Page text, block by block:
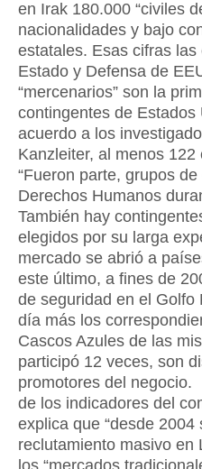
en Irak 180.000 “civiles
nacionalidades y bajo
estatales. Esas cifras
Estado y Defensa de
“mercenarios” son la
contingentes de
acuerdo a los
Kanzleiter, al menos
“Fueron parte, grupos
Derechos Humanos
También hay
elegidos por su larga
mercado se abrió a
este último, a fines de
de seguridad en el Golfo
día más los
Cascos Azules de las
participó 12 veces, son
promotores del
de los indicadores del
explica que “desde
reclutamiento masivo en
los “mercados